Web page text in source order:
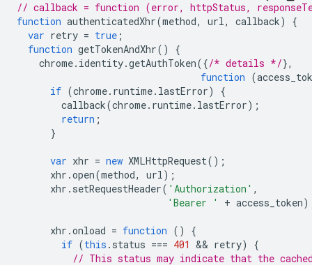
// callback = function (error, httpStatus,
function authenticatedXhr(method, url, callback)
{
var retry = true ;
function getTokenAndXhr()
{
chrome. identity.getAuthToken({/* details */},
function (
if (chrome. runtime. lastError)
{
callback(chrome. runtime. lastError);
return ;
}
var xhr = new XMLHttpRequest();
xhr .open(method, url);
xhr . setRequestHeader( 'Authorization' ,
'Bearer '
+ access_token
xhr .onload = function ()
{
if (this . status === 401 && retry)
{
// This status may indicate that the